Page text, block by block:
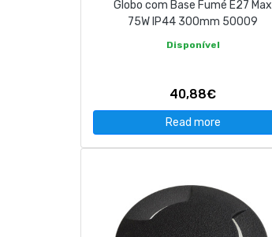
Globo com Base Fumé E27 Max
75W IP44 300mm 50009
Disponível
40,88€
Read more